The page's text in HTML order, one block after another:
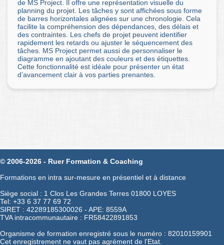
de MS Project. Il offre une représentation visuelle du
planning du projet. Les tâches y sont affichées sous forme
de barres horizontales alignées sur une chronologie. Cela
facilite la compréhension des dépendances, des délais et
des contraintes. Les chefs de projet peuvent identifier
rapidement les retards ou ajuster le séquencement des
tâches. MS Project permet aussi de personnaliser le
diagramme en ajoutant des couleurs et des étiquettes.
Cette fonctionnalité est idéale pour présenter un état
d’avancement clair à vos parties prenantes.
© 2006-2026 - Ruer Formation & Coaching
Formations en intra sur-mesure en présentiel et à distance
Siège social : 1 Clos Les Grandes Terres 01800 LOYES
Tel: +33 6 37 77 69 72
SIRET : 42289185300026 - APE: 8559A
TVA intracommunautaire : FR58422891853
Organisme de formation enregistré sous le numéro : 82010159901
Cet enregistrement ne vaut pas agrément de l'Etat.